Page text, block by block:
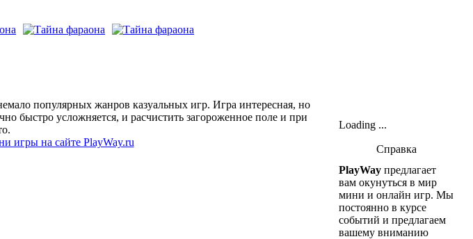
популярных жанров казуальных игр. Игра интересная, но
быстро усложняется, и расчистить загороженное поле и при
игры на сайте PlayWay.ru
Loading ...
Справка
PlayWay предлагает
вам окунуться в мир
мини и онлайн игр. Мы
постоянно в курсе
событий и предлагаем
вашему вниманию